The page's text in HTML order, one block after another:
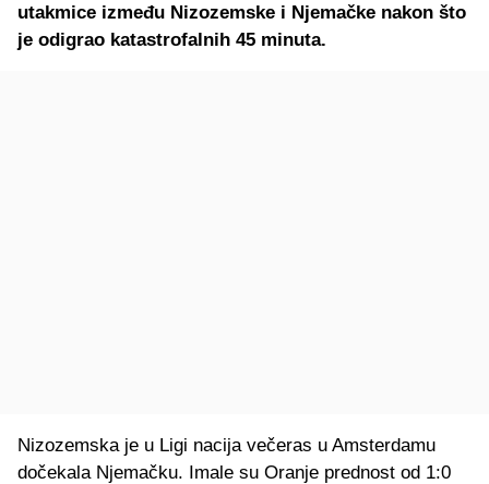
utakmice između Nizozemske i Njemačke nakon što
je odigrao katastrofalnih 45 minuta.
Nizozemska je u Ligi nacija večeras u Amsterdamu
dočekala Njemačku. Imale su Oranje prednost od 1:0